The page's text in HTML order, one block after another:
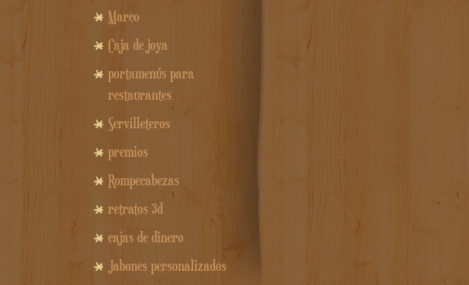
Marco
Caja de joya
portamenús para
restaurantes
Servilleteros
premios
Rompecabezas
retratos 3d
cajas de dinero
Jabones personalizados